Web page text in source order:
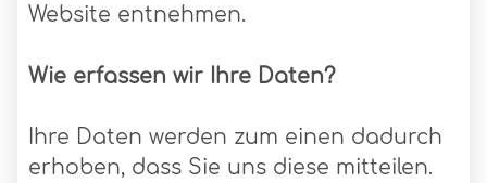
Website entnehmen.
Wie erfassen wir Ihre Daten?
Ihre Daten werden zum einen dadurch
erhoben, dass Sie uns diese mitteilen.